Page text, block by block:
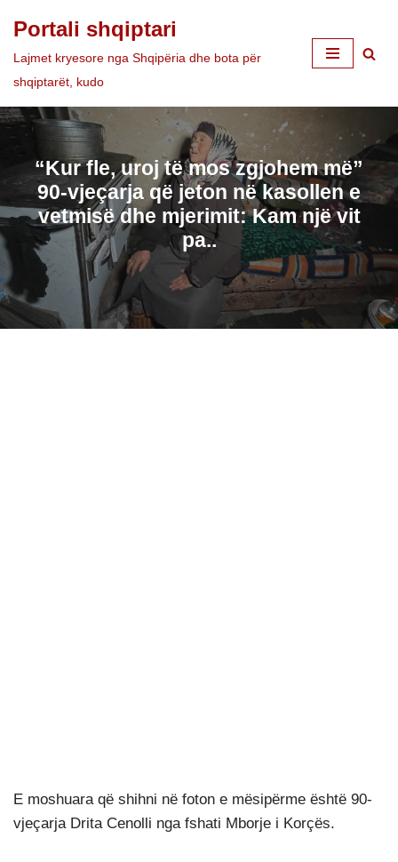
Skip
to
Portali shqiptari
Lajmet kryesore nga Shqipëria dhe bota për
shqiptarët, kudo
“Kur fle, uroj të mos zgjohem më”
90-vjeçarja që jeton në kasollen e
vetmisë dhe mjerimit: Kam një vit
pa..
E moshuara që shihni në foton e mësipërme është 90-
vjeçarja Drita Cenolli nga fshati Mborje i Korçës.